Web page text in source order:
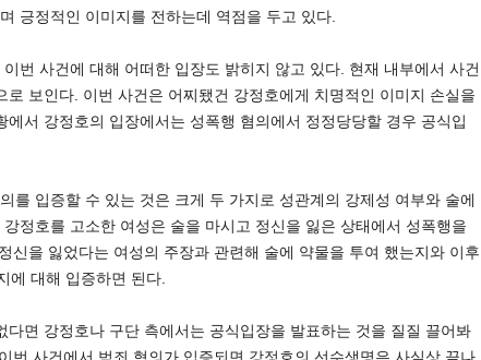
긍정적인 이미지를 전하는데 역점을 두고 있다.
번 사건에 대해 어떠한 입장도 밝히지 않고 있다. 현재 내부에서 사건
로 보인다. 이번 사건은 어찌됐건 강정호에게 치명적인 이미지 손실을
에서 강정호의 입장에서는 성폭행 혐의에서 정정당당할 경우 공식입
를 입증할 수 있는 것은 크게 두 가지로 성관계의 강제성 여부와 술에
정호를 고소한 여성은 술을 마시고 정신을 잃은 상태에서 성폭행을
신을 잃었다는 여성의 주장과 관련해 술에 약물을 투여 했는지와 이후
에 대해 입증하면 된다.
다면 강정호나 구단 측에서는 공식입장을 발표하는 것을 질질 끌어봐